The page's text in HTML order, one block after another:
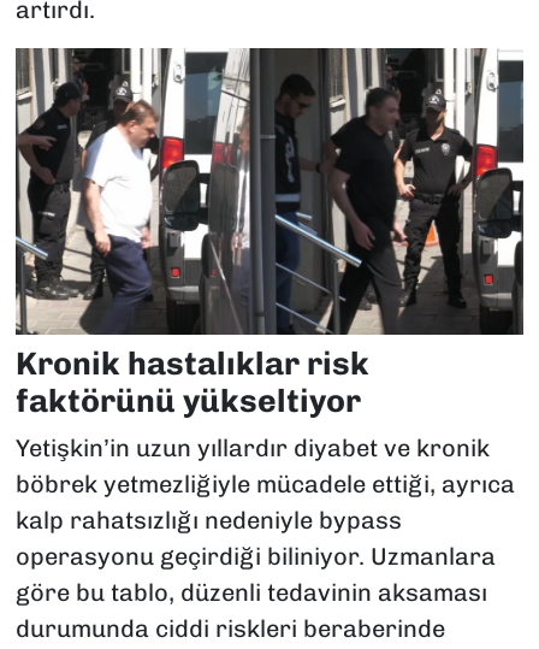
artırdı.
Kronik hastalıklar risk
faktörünü yükseltiyor
Yetişkin’in uzun yıllardır diyabet ve kronik
böbrek yetmezliğiyle mücadele ettiği, ayrıca
kalp rahatsızlığı nedeniyle bypass
operasyonu geçirdiği biliniyor. Uzmanlara
göre bu tablo, düzenli tedavinin aksaması
durumunda ciddi riskleri beraberinde